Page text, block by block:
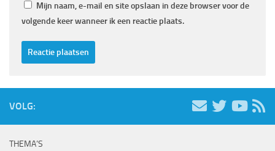
Mijn naam, e-mail en site opslaan in deze browser voor de
volgende keer wanneer ik een reactie plaats.
VOLG:
THEMA’S